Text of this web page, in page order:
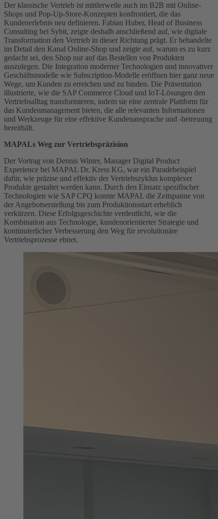
Der klassische Vertrieb ist mittlerweile auch im B2B mit Online-
Shops und Pop-Up-Store-Konzepten konfrontiert, die das
Kundenerlebnis neu definieren. Fabian Huber, Head of Business
Consulting bei Sybit, zeigte deshalb anschließend auf, wie digitale
Transformation den Vertrieb in dieser Richtung prägt. Er behandelte
im Detail den Kanal Online-Shop und zeigte auf, warum es zu kurz
gedacht sei, den Shop nur auf das Bestellen von Produkten
auszulegen. Die Integration moderner Technologien und innovativer
Geschäftsmodelle wie Subscription-Modelle eröffnen hier ganz neue
Wege, um Kunden zu erreichen und zu binden. Die Präsentation
illustrierte, wie die SAP Commerce Cloud und IoT-Lösungen den
Vertriebsalltag transformieren, indem sie eine zentrale Plattform für
das Kundenmanagement bieten, die alle relevanten Informationen
und Werkzeuge für eine effektive Kundenansprache und -betreuung
bereithält.
MAPALs Weg zur Vertriebspräzision
Der Vortrag von Dennis Winter, Manager Digital Product
Experience bei MAPAL Dr. Kress KG, war ein Paradebeispiel
dafür, wie präzise und effektiv der Vertriebszyklus komplexer
Produkte gestaltet werden kann. Durch den Einsatz spezifischer
Technologien wie SAP CPQ konnte MAPAL die Zeitspanne von
der Angebotserstellung bis zum Produktionsstart erheblich
verkürzen. Diese Erfolgsgeschichte verdeutlicht, wie die
Kombination aus Technologie, kundenorientierter Strategie und
kontinuierlicher Verbesserung den Weg für revolutionäre
Vertriebsprozesse ebnet.